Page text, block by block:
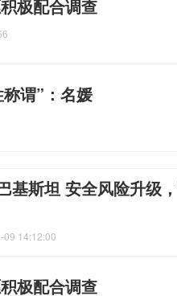
极配合调查
谓”：名媛
基斯坦 安全风险升级
09 14:12:00
极配合调查